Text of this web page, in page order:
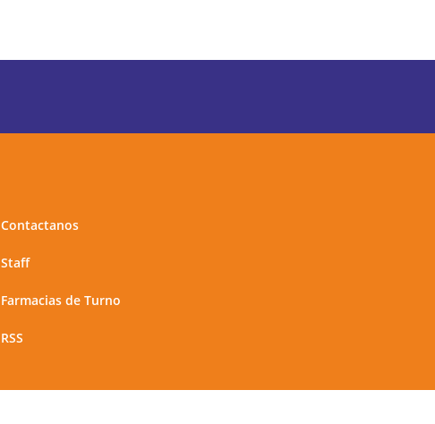
Contactanos
Staff
Farmacias de Turno
RSS